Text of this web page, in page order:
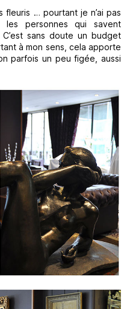
fleuris … pourtant je n’ai pas
les personnes qui savent
sans doute un budget
à mon sens, cela apporte
parfois un peu figée, aussi